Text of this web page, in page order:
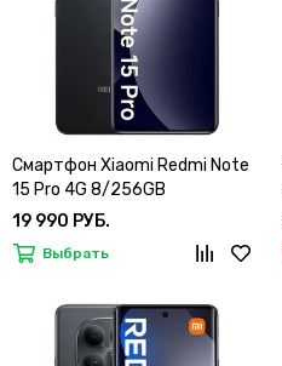
Смартфон Xiaomi Redmi Note
15 Pro 4G 8/256GB
19 990 РУБ.
Выбрать